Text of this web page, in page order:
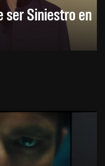
ser Siniestro en